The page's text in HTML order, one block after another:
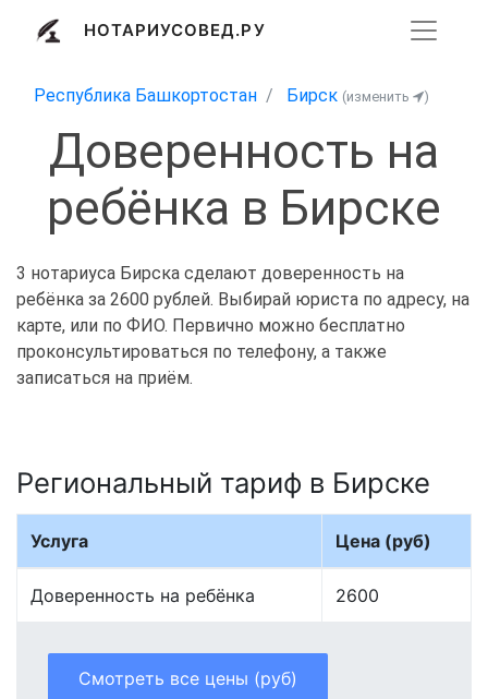
НОТАРИУСОВЕД.РУ
Республика Башкортостан Бирск (изменить )
Доверенность на
ребёнка в Бирске
3 нотариуса Бирска сделают доверенность на
ребёнка за 2600 рублей. Выбирай юриста по адресу, на
карте, или по ФИО. Первично можно бесплатно
проконсультироваться по телефону, а также
записаться на приём.
Региональный тариф в Бирске
Услуга Цена (руб)
Доверенность на ребёнка 2600
Смотреть все цены (руб)